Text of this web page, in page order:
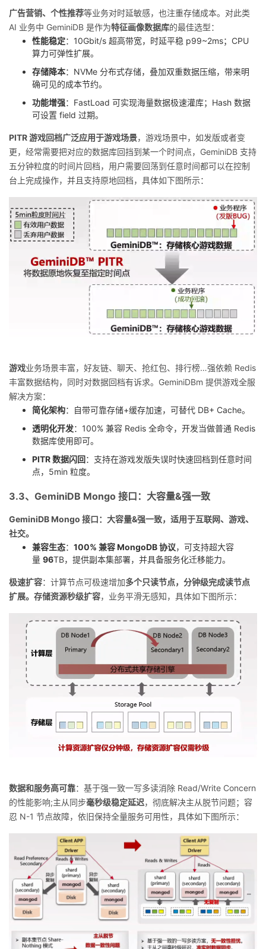
广告营销、个性推荐等业务对时延敏感，也注重存储成本。对此类
AI 业务中 GeminiDB 是作为特征画像数据库的最佳选型：
性能稳定：10Gbit/s 超高带宽，时延平稳 p99~2ms；CPU
算力可弹性扩展。
存储降本：NVMe 分布式存储，叠加双重数据压缩，带来明
确可见的成本节约。
功能增强：FastLoad 可实现海量数据极速灌库；Hash 数据
可设置 field 过期。
PITR 游戏回档广泛应用于游戏场景，游戏场景中，如发版或者变
更，经常需要把对应的数据库回挡到某一个时间点，GeminiDB 支持
五分钟粒度的时间片回档，用户需要回荡到任意时间都可以在控制
台上完成操作，并且支持原地回档，具体如下图所示：
游戏业务场景丰富，好友链、聊天、抢红包、排行榜…强依赖 Redis
丰富数据结构，同时对数据回档有诉求。GeminiDBm 提供游戏全服
解决方案：
简化架构：自带可靠存储+缓存加速，可替代 DB+ Cache。
透明化开发：100% 兼容 Redis 全命令，开发当做普通 Redis
数据库使用即可。
PITR 数据闪回：支持在游戏发版失误时快速回档到任意时间
点，5min 粒度。
3.3、GeminiDB Mongo 接口：大容量&强一致
GeminiDB Mongo 接口：大容量&强一致，适用于互联网、游戏、
社交。
兼容生态： 100% 兼容 MongoDB 协议，可支持超大容
量 96TB，提供副本集部署，并具备服务化迁移能力。
极速扩容：计算节点可极速增加多个只读节点，分钟级完成读节点
扩展。存储资源秒级扩容，业务平滑无感知，具体如下图所示：
数据和服务高可靠：基于强一致一写多读消除 Read/Write Concern
的性能影响;主从同步毫秒级稳定延迟，彻底解决主从脱节问题；容
忍 N-1 节点故障，依旧保持全量服务可用性，具体如下图所示：